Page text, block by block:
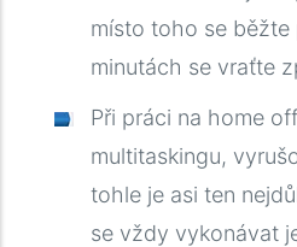
místo toho se
minutách se vraťte
Při práci na home
multitaskingu,
tohle je asi ten
se vždy vykonávat